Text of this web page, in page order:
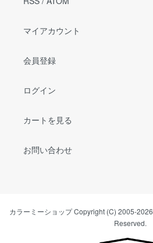
マイアカウント
会員登録
ログイン
カートを見る
お問い合わせ
カラーミーショップCopyright (C) 2005-2026
Reserved.